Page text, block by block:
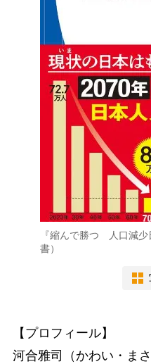
『縮んで勝つ 人口減
書）
【プロフィール】
河合雅司（かわい・ま